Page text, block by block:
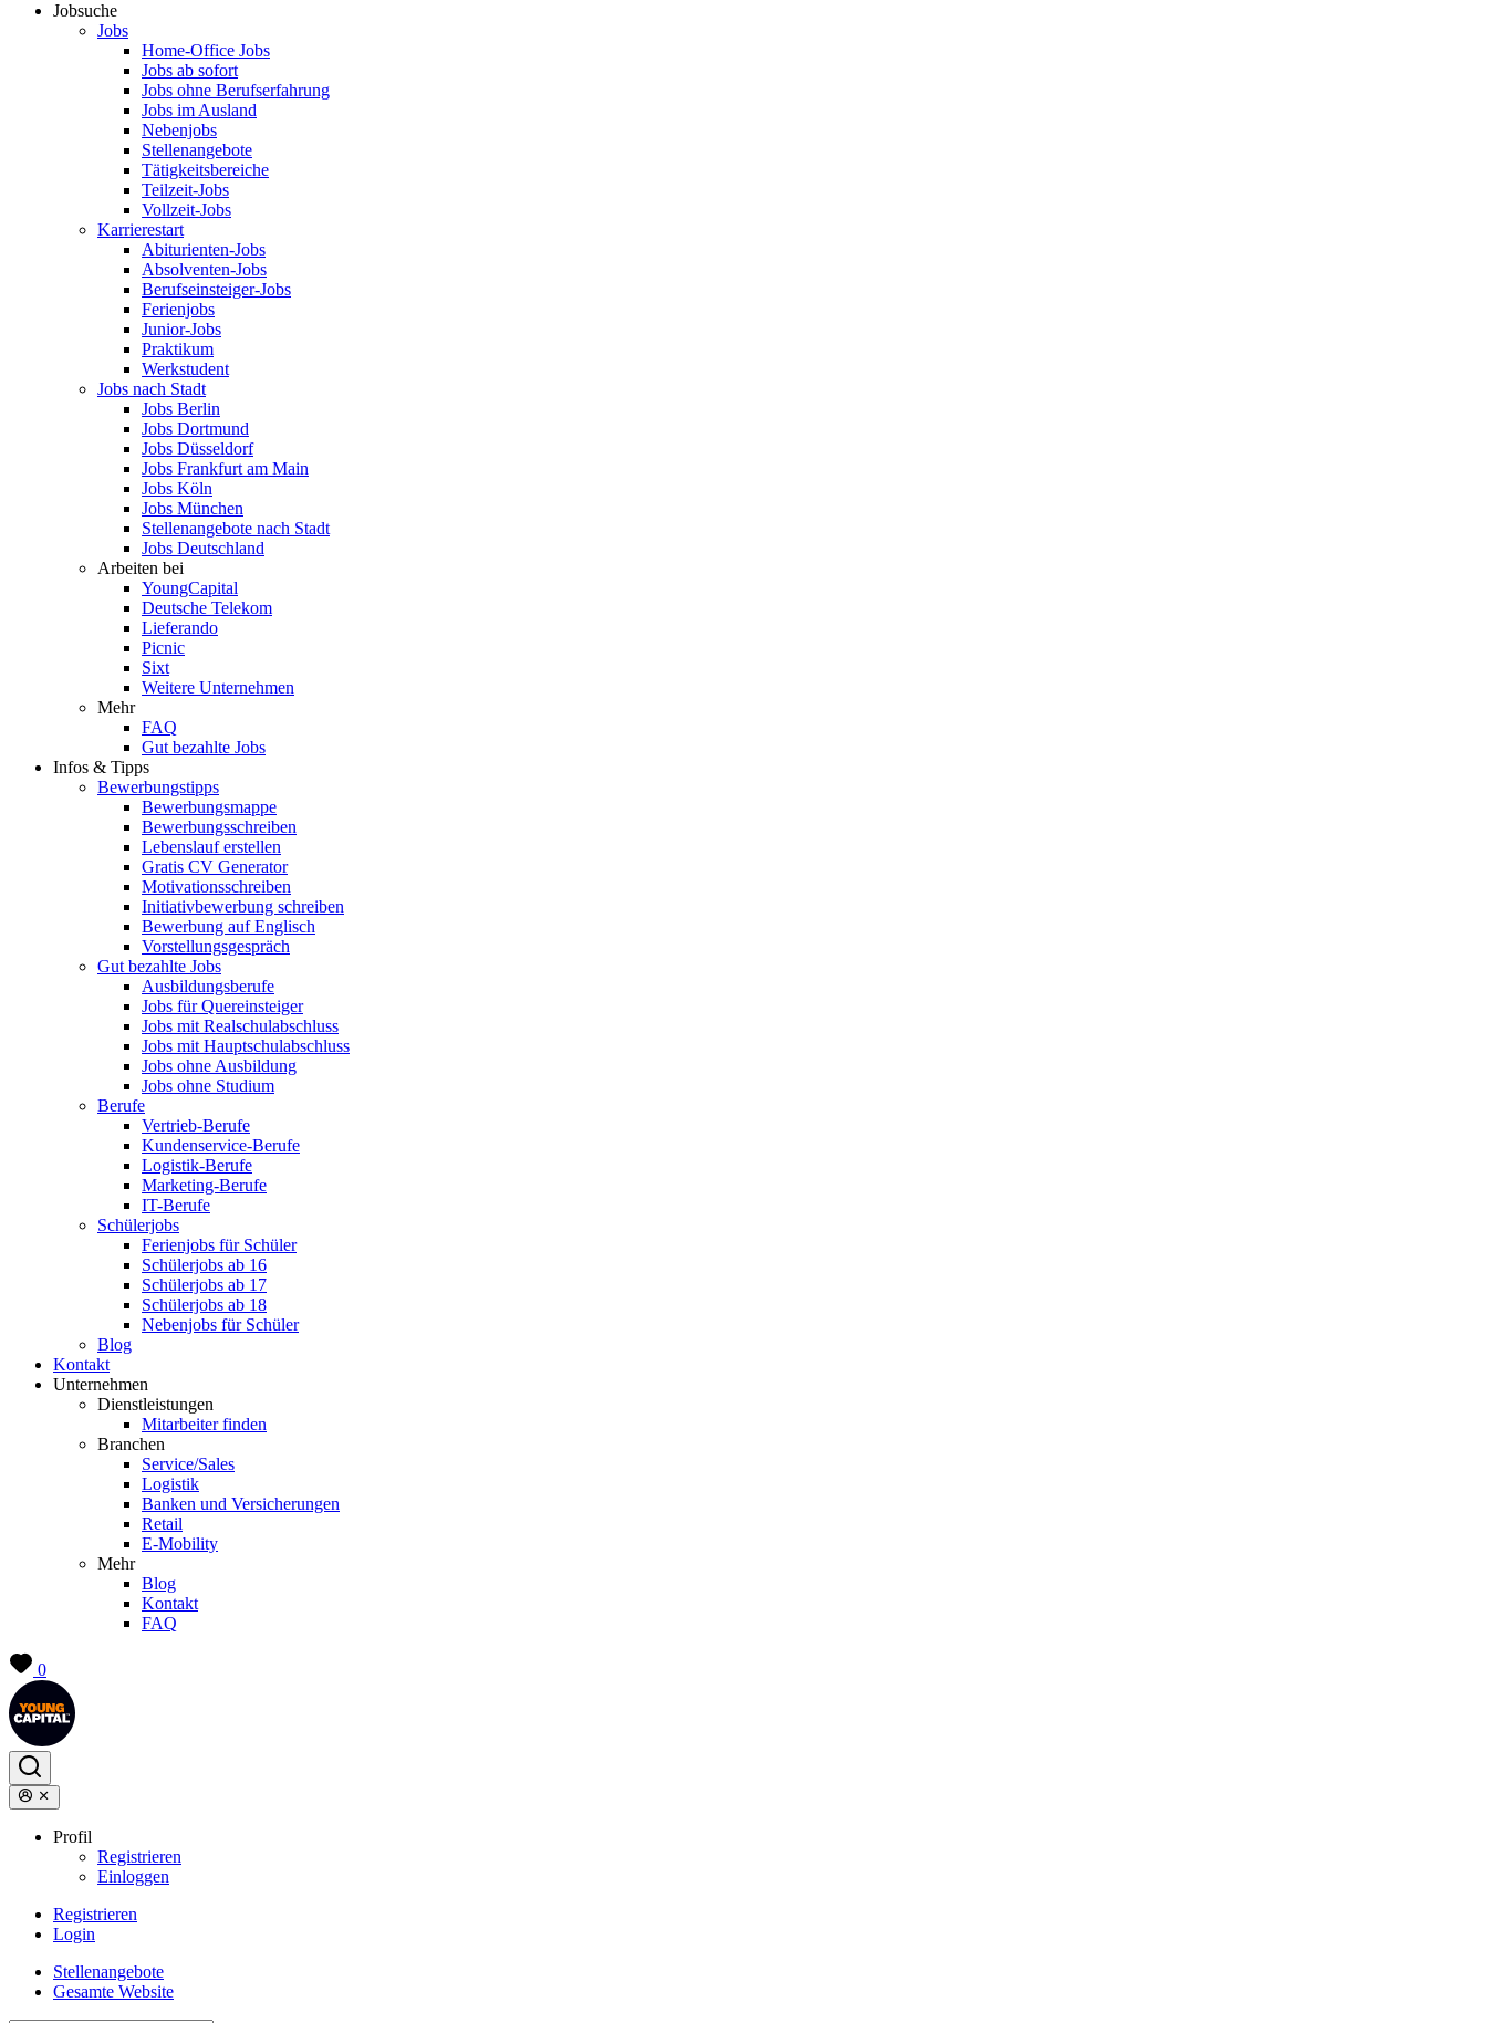
Jobsuche
Jobs
Home-Office Jobs
Jobs ab sofort
Jobs ohne Berufserfahrung
Jobs im Ausland
Nebenjobs
Stellenangebote
Tätigkeitsbereiche
Teilzeit-Jobs
Vollzeit-Jobs
Karrierestart
Abiturienten-Jobs
Absolventen-Jobs
Berufseinsteiger-Jobs
Ferienjobs
Junior-Jobs
Praktikum
Werkstudent
Jobs nach Stadt
Jobs Berlin
Jobs Dortmund
Jobs Düsseldorf
Jobs Frankfurt am Main
Jobs Köln
Jobs München
Stellenangebote nach Stadt
Jobs Deutschland
Arbeiten bei
YoungCapital
Deutsche Telekom
Lieferando
Picnic
Sixt
Weitere Unternehmen
Mehr
FAQ
Gut bezahlte Jobs
Infos & Tipps
Bewerbungstipps
Bewerbungsmappe
Bewerbungsschreiben
Lebenslauf erstellen
Gratis CV Generator
Motivationsschreiben
Initiativbewerbung schreiben
Bewerbung auf Englisch
Vorstellungsgespräch
Gut bezahlte Jobs
Ausbildungsberufe
Jobs für Quereinsteiger
Jobs mit Realschulabschluss
Jobs mit Hauptschulabschluss
Jobs ohne Ausbildung
Jobs ohne Studium
Berufe
Vertrieb-Berufe
Kundenservice-Berufe
Logistik-Berufe
Marketing-Berufe
IT-Berufe
Schülerjobs
Ferienjobs für Schüler
Schülerjobs ab 16
Schülerjobs ab 17
Schülerjobs ab 18
Nebenjobs für Schüler
Blog
Kontakt
Unternehmen
Dienstleistungen
Mitarbeiter finden
Branchen
Service/Sales
Logistik
Banken und Versicherungen
Retail
E-Mobility
Mehr
Blog
Kontakt
FAQ
0
Profil
Registrieren
Einloggen
Registrieren
Login
Stellenangebote
Gesamte Website